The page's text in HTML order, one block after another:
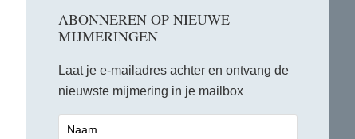
ABONNEREN OP NIEUWE
MIJMERINGEN
Laat je e-mailadres achter en ontvang de
nieuwste mijmering in je mailbox